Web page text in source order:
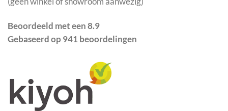
Beoordeeld met een 8.9
Gebaseerd op 941 beoordelingen